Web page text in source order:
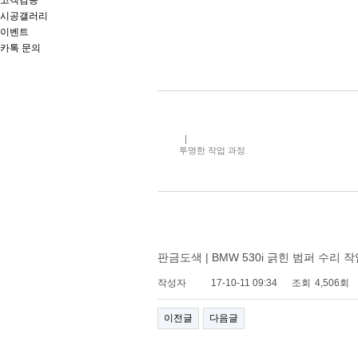
시공갤러리
이벤트
카톡 문의
투명한 작업 과정
판금도색 | BMW 530i 긁힌 범퍼 수리 작
작성자 17-10-11 09:34 조회 4,506회
이전글 다음글